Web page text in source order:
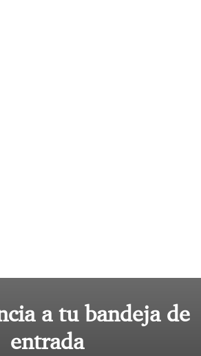
a tu bandeja de
entrada